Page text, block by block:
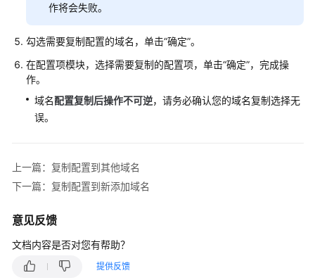
模
板
管
制
其
他
名
复
制
作将会失败。
勾选需要复制配置的域名，单击“确定”。
在配置项模块，选择需要复制的配置项，单击“确定”，完成操
作。
域名配置复制后操作不可逆，请务必确认您的域名复制选择无
误。
上一篇：复制配置到其他域名
下一篇：复制配置到新添加域名
意见反馈
文档内容是否对您有帮助？
提供反馈